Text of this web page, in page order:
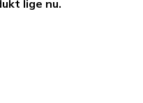
lige nu.